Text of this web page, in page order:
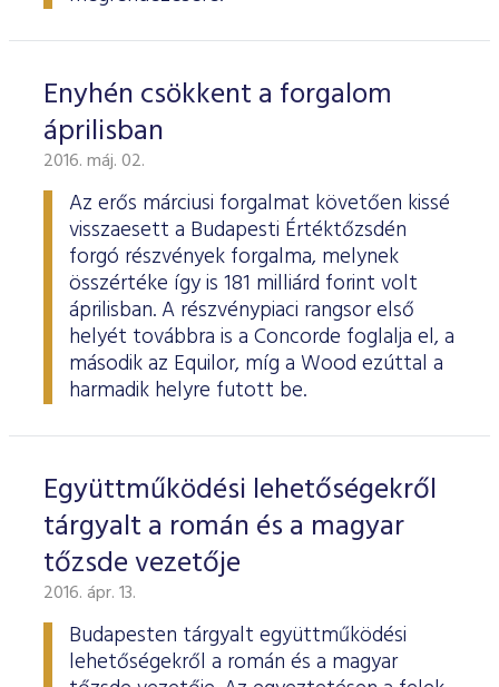
Enyhén csökkent a forgalom
áprilisban
2016. máj. 02.
Az erős márciusi forgalmat követően kissé
visszaesett a Budapesti Értéktőzsdén
forgó részvények forgalma, melynek
összértéke így is 181 milliárd forint volt
áprilisban. A részvénypiaci rangsor első
helyét továbbra is a Concorde foglalja el, a
második az Equilor, míg a Wood ezúttal a
harmadik helyre futott be.
Együttműködési lehetőségekről
tárgyalt a román és a magyar
tőzsde vezetője
2016. ápr. 13.
Budapesten tárgyalt együttműködési
lehetőségekről a román és a magyar